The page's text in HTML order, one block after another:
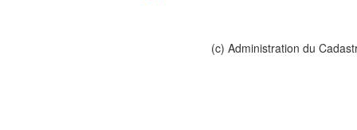
(c) Administration du